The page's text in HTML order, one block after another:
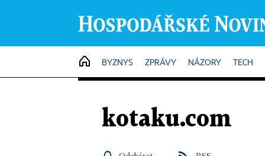
HOME
BYZNYS ZPRÁVY NÁZORY TECH
kotaku.com